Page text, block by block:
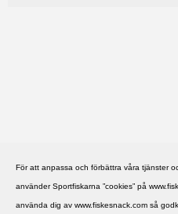
För att anpassa och förbättra våra tjänster
använder Sportfiskarna ”cookies” på
använda dig av www.fiskesnack.com så